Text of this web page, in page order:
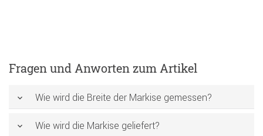
Fragen und Anworten zum Artikel
Wie wird die Breite der Markise gemessen?
Wie wird die Markise geliefert?